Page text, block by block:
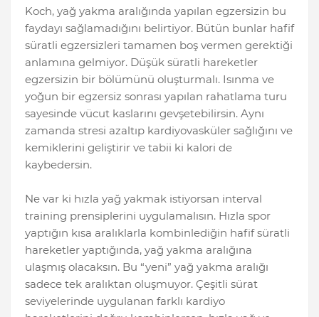
Koch, yağ yakma aralığında yapılan egzersizin bu
faydayı sağlamadığını belirtiyor. Bütün bunlar hafif
süratli egzersizleri tamamen boş vermen gerektiği
anlamına gelmiyor. Düşük süratli hareketler
egzersizin bir bölümünü oluşturmalı. Isınma ve
yoğun bir egzersiz sonrası yapılan rahatlama turu
sayesinde vücut kaslarını gevşetebilirsin. Aynı
zamanda stresi azaltıp kardiyovasküler sağlığını ve
kemiklerini geliştirir ve tabii ki kalori de
kaybedersin.
Ne var ki hızla yağ yakmak istiyorsan interval
training prensiplerini uygulamalısın. Hızla spor
yaptığın kısa aralıklarla kombinlediğin hafif süratli
hareketler yaptığında, yağ yakma aralığına
ulaşmış olacaksın. Bu “yeni” yağ yakma aralığı
sadece tek aralıktan oluşmuyor. Çeşitli sürat
seviyelerinde uygulanan farklı kardiyo